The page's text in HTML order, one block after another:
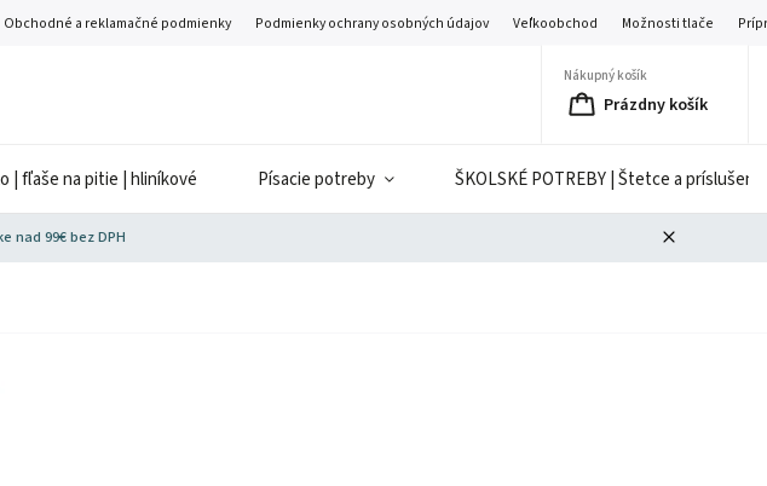
Obchodné a reklamačné podmienky Podmienky ochrany osobných údajov Veľkoobchod Možnosti tlače
Nákupný košík
Prázdny košík
| fľaše na pitie | hliníkové Písacie potreby ŠKOLSKÉ POTREBY | Štetce a
nad 99€ bez DPH